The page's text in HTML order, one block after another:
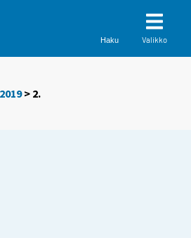
Haku Valikko
2019> 2.